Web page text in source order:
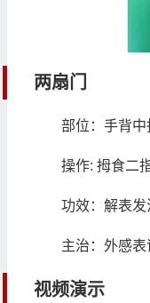
两扇门
部位：手背
操作: 拇食二
功效：解表发
主治：外感
视频演示